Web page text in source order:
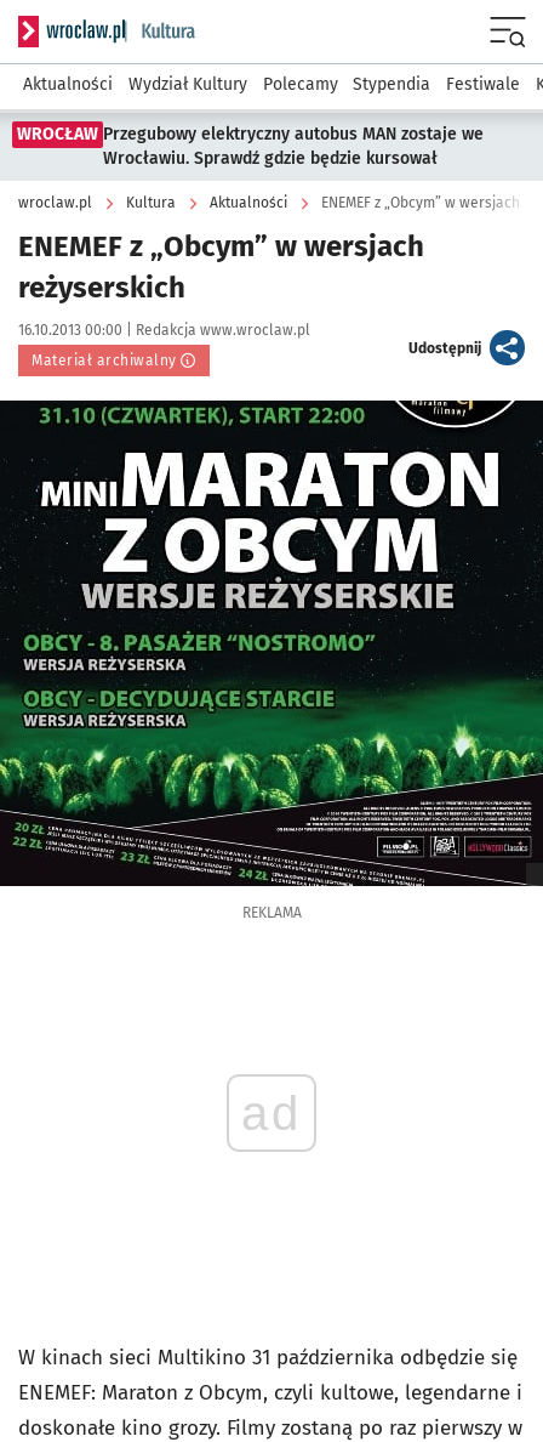
Serwis informacyjny wroclaw.pl podserwis: Kultura
Aktualności Wydział Kultury Polecamy Stypendia Festiwale
WROCŁAW Przegubowy elektryczny autobus MAN zostaje we
Wrocławiu. Sprawdź gdzie będzie kursował
wroclaw.pl Kultura Aktualności ENEMEF z „Obcym” w wersjach
ENEMEF z „Obcym” w wersjach
reżyserskich
Data publikacji:
16.10.2013 00:00 | Autor:
Redakcja www.wroclaw.pl
Materiał archiwalny
Udostępnijartykuł
Kliknij, aby powiększyć
REKLAMA
ad
W kinach sieci Multikino 31 października odbędzie się
ENEMEF: Maraton z Obcym, czyli kultowe, legendarne i
doskonałe kino grozy. Filmy zostaną po raz pierwszy w